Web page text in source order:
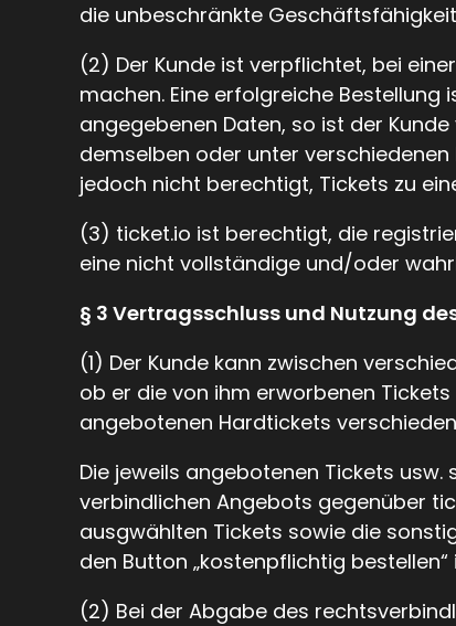
die unbeschränkte
(2) Der Kunde ist verpflichtet, bei
machen. Eine erfolgreiche
angegebenen Daten, so ist der
demselben oder unter
jedoch nicht berechtigt, Tickets zu
(3) ticket.io ist berechtigt, die
eine nicht vollständige und/oder
§ 3 Vertragsschluss und Nutzung
(1) Der Kunde kann zwischen
ob er die von ihm erworbenen
angebotenen Hardtickets
Die jeweils angebotenen Tickets
verbindlichen Angebots gegenüber
ausgwählten Tickets sowie die
den Button „kostenpflichtig
(2) Bei der Abgabe des